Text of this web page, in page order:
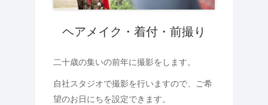
ヘアメイク・着付・前撮り
二十歳の集いの前年に撮影をします。
自社スタジオで撮影を行いますので、ご希
望のお日にちを設定できます。